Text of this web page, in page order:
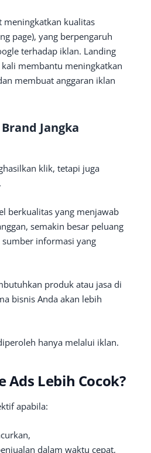
meningkatkan kualitas
page), yang berpengaruh
terhadap iklan. Landing
membantu meningkatkan
membuat anggaran iklan
Jangka
klik, tetapi juga
berkualitas yang menjawab
semakin besar peluang
sumber informasi yang
produk atau jasa di
bisnis Anda akan lebih
hanya melalui iklan.
Ads Lebih Cocok?
apabila:
dalam waktu cepat,